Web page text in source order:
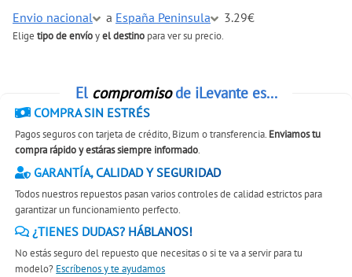
Envio nacional
a España Peninsula 3.29€
Elige tipo de envíoyel destino para ver su precio.
El compromisode iLevante es...
COMPRA SIN ESTRÉS
Pagos seguros con tarjeta de crédito, Bizum o transferencia. Enviamos tu
compra rápido y estáras siempre informado.
GARANTÍA, CALIDAD Y SEGURIDAD
Todos nuestros repuestos pasan varios controles de calidad estrictos para
garantizar un funcionamiento perfecto.
¿TIENES DUDAS? HÁBLANOS!
No estás seguro del repuesto que necesitas o si te va a servir para tu
modelo? Escríbenos y te ayudamos